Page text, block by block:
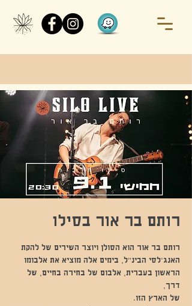
רותם בר אור בסילו
רותם בר אור הוא הסולן ויוצר השירים של להקת
האנג'לסי הבינ"ל, בימים אלה מוציא את אלבומו
הראשון בעברית, אלבום של בחירה בחיים, של